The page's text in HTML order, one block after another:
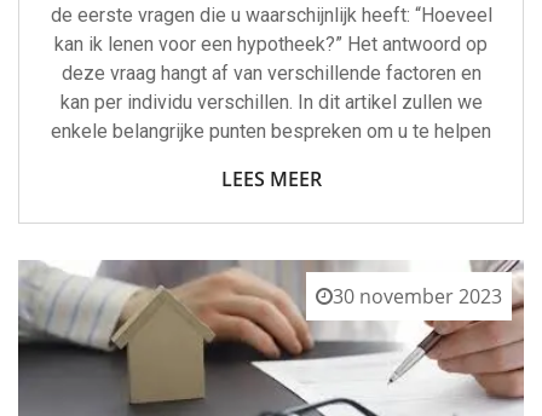
de eerste vragen die u waarschijnlijk heeft: “Hoeveel
kan ik lenen voor een hypotheek?” Het antwoord op
deze vraag hangt af van verschillende factoren en
kan per individu verschillen. In dit artikel zullen we
enkele belangrijke punten bespreken om u te helpen
LEES MEER
30 november 2023